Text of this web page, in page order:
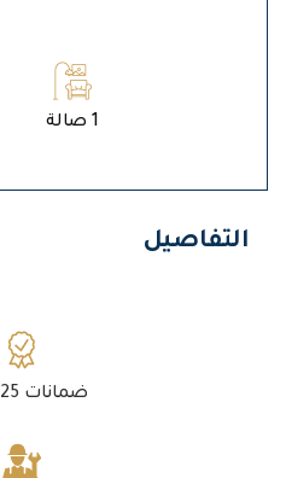
1 صالة
التفاصيل
ضمانات 25 سنة